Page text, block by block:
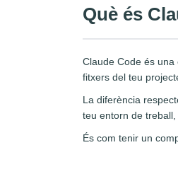
Què és
Claude Code és
fitxers del teu
La diferència
teu entorn de
És com tenir un